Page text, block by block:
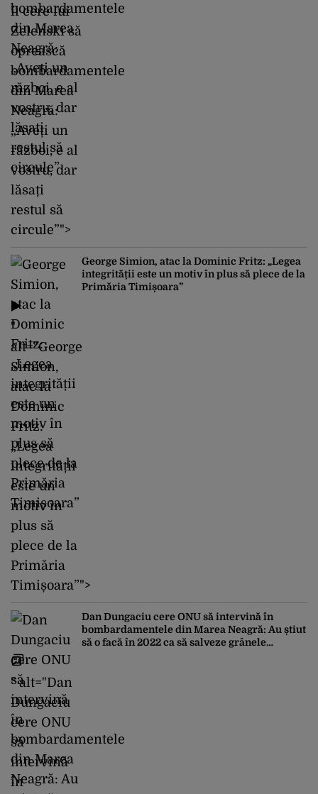
îi cere lui
Zelenski să
oprească
bombardamentele
din Marea
Neagră:
„Aveți un
război, e al
vostru, dar
lăsați
restul să
circule”">
"
alt="George
Simion,
atac la
Dominic
Fritz:
„Legea
integrității
este un
motiv în
plus să
plece de la
Primăria
Timișoara”">
George Simion, atac la Dominic Fritz: „Legea
integrității este un motiv în plus să plece de la
Primăria Timișoara”
" alt="Dan
Dungaciu
cere ONU
să
intervină
în
Dan Dungaciu cere ONU să intervină în
bombardamentele din Marea Neagră: Au știut
să o facă în 2022 ca să salveze grânele